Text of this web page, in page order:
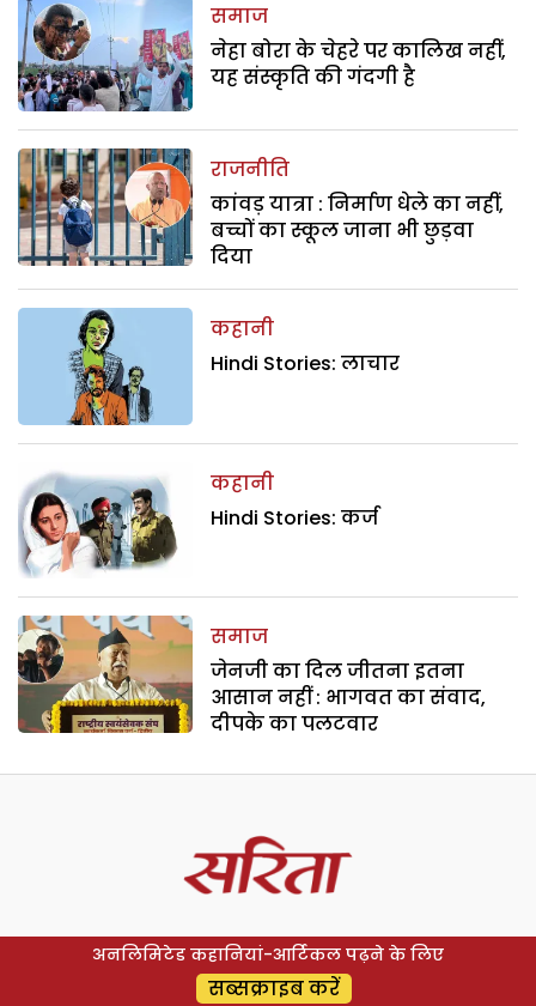
समाज
नेहा बोरा के चेहरे पर कालिख नहीं,
यह संस्कृति की गंदगी है
राजनीति
कांवड़ यात्रा : निर्माण धेले का नहीं,
बच्चों का स्कूल जाना भी छुड़वा
दिया
कहानी
Hindi Stories: लाचार
कहानी
Hindi Stories: कर्ज
समाज
जेनजी का दिल जीतना इतना
आसान नहीं : भागवत का संवाद,
दीपके का पलटवार
अनलिमिटेड कहानियां-आर्टिकल पढ़ने के लिए
सब्सक्राइब करें